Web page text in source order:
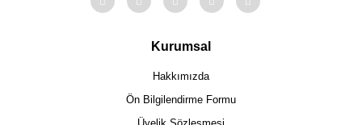
Kurumsal
Hakkımızda
Ön Bilgilendirme Formu